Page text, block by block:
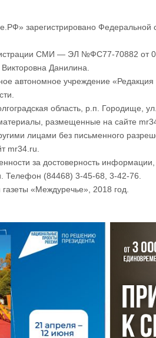
зарегистрировано
СМИ — ЭЛ №ФС77-70882 от
Данилина.
автономное учреждение
область, р.п. Городище,
размещенные на сайте
лицами без письменного
mr34.ru.
за достоверность
Телефон (84468) 3-45-68, 3-42-76.
«Междуречье», 2018 год.